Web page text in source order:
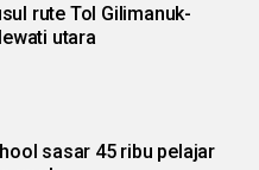
rute Tol Gilimanuk-
utara
sasar 45 ribu pelajar